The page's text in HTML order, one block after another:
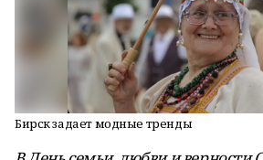
Бирск задает модные тренды